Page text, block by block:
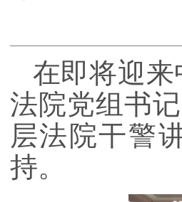
在即将迎
法院党组书
层法院干警
持。